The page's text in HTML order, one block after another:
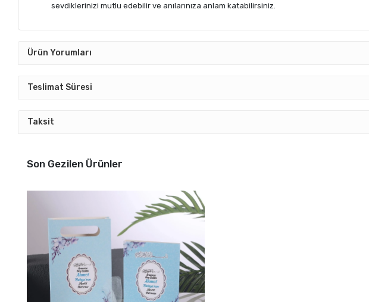
sevdiklerinizi mutlu edebilir ve anılarınıza anlam katabilirsiniz.
Ürün Yorumları
Teslimat Süresi
Taksit
Son Gezilen Ürünler